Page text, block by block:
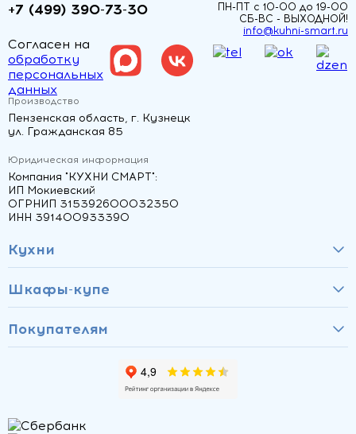
+7 (499) 390-73-30
ПН-ПТ с 10-00 до 19-00
СБ-ВС - ВЫХОДНОЙ!
info@kuhni-smart.ru
Согласен на
обработку
персональных
данных
Производство
Пензенская область, г. Кузнецк
ул. Гражданская 85
Юридическая информация
Компания "КУХНИ СМАРТ":
ИП Мокиевский
ОГРНИП 315392600032350
ИНН 391400933390
Кухни
Шкафы-купе
Покупателям